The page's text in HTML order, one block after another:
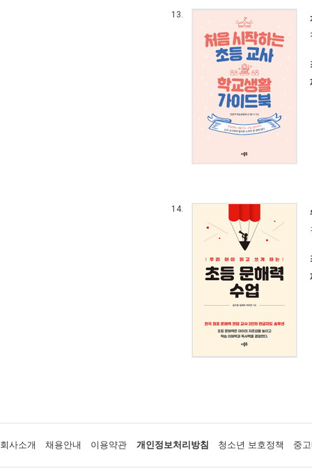
13.
14.
회사소개 채용안내 이용약관 개인정보처리방침 청소년 보호정책 중